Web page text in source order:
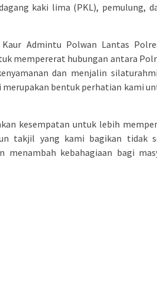
kaki lima (PKL), pemulung,
Admintu Polwan Lantas
mempererat hubungan antara
dan menjalin
bentuk perhatian kami
kesempatan untuk lebih
takjil yang kami bagikan tidak
kebahagiaan bagi